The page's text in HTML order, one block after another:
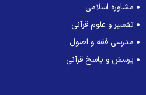
مشاوره اسلامی
تفسیر و علوم قرآنی
مدرسی فقه و اصول
پرسش و پاسخ قرآنی